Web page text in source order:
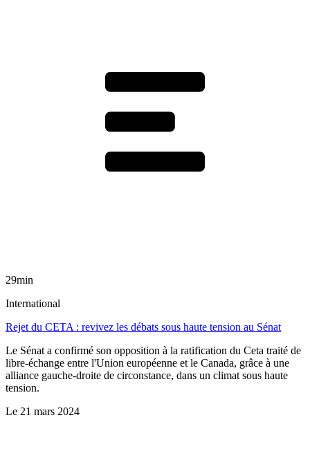
29min
International
Rejet du CETA : revivez les débats sous haute tension au Sénat
Le Sénat a confirmé son opposition à la ratification du Ceta traité de
libre-échange entre l'Union européenne et le Canada, grâce à une
alliance gauche-droite de circonstance, dans un climat sous haute
tension.
Le 21 mars 2024